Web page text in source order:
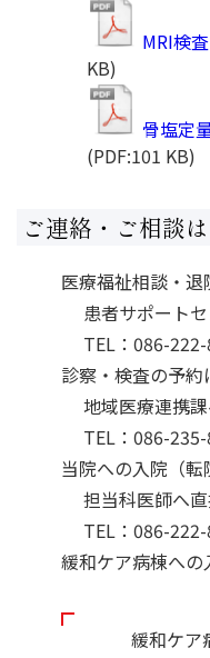
MRI検
KB)
骨塩定
(PDF:101 KB)
ご連絡・ご相談
医療福祉相談・
患者サポート
TEL：086-222-
診察・検査の予約
地域医療連携
TEL：086-235-
当院への入院（
担当科医師へ
TEL：086-222-
緩和ケア病棟へ
緩和ケア